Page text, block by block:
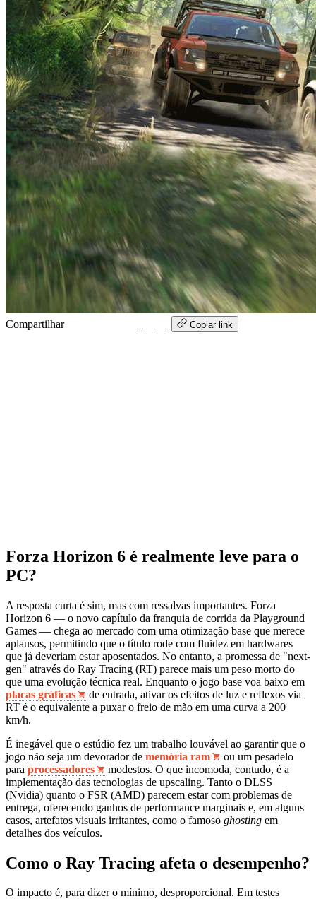
Compartilhar Copiar link
Forza Horizon 6 é realmente leve para o
PC?
A resposta curta é sim, mas com ressalvas importantes. Forza
Horizon 6 — o novo capítulo da franquia de corrida da Playground
Games — chega ao mercado com uma otimização base que merece
aplausos, permitindo que o título rode com fluidez em hardwares
que já deveriam estar aposentados. No entanto, a promessa de "next-
gen" através do Ray Tracing (RT) parece mais um peso morto do
que uma evolução técnica real. Enquanto o jogo base voa baixo em
placas gráficas
de entrada, ativar os efeitos de luz e reflexos via
RT é o equivalente a puxar o freio de mão em uma curva a 200
km/h.
É inegável que o estúdio fez um trabalho louvável ao garantir que o
jogo não seja um devorador de memória ram
ou um pesadelo
para processadores
modestos. O que incomoda, contudo, é a
implementação das tecnologias de upscaling. Tanto o DLSS
(Nvidia) quanto o FSR (AMD) parecem estar com problemas de
entrega, oferecendo ganhos de performance marginais e, em alguns
casos, artefatos visuais irritantes, como o famoso ghosting em
detalhes dos veículos.
Como o Ray Tracing afeta o desempenho?
O impacto é, para dizer o mínimo, desproporcional. Em testes